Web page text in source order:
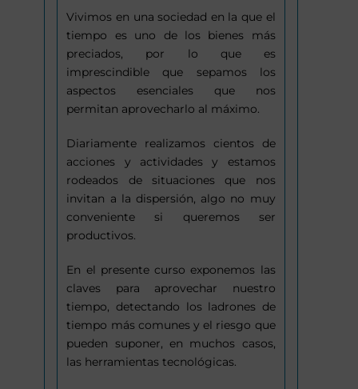
Vivimos en una sociedad en la que el
tiempo es uno de los bienes más
preciados, por lo que es
imprescindible que sepamos los
aspectos esenciales que nos
permitan aprovecharlo al máximo.
Diariamente realizamos cientos de
acciones y actividades y estamos
rodeados de situaciones que nos
invitan a la dispersión, algo no muy
conveniente si queremos ser
productivos.
En el presente curso exponemos las
claves para aprovechar nuestro
tiempo, detectando los ladrones de
tiempo más comunes y el riesgo que
pueden suponer, en muchos casos,
las herramientas tecnológicas.